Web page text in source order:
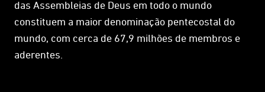
das Assembleias de Deus em todo o mundo
constituem a maior denominação pentecostal do
mundo, com cerca de 67,9 milhões de membros e
aderentes.